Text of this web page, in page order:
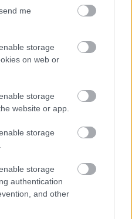
me
storage
on web or
storage
website or app.
storage
storage
authentication
and other
keres kifogásokat
kapitánya új célokról is
2026.07.23.